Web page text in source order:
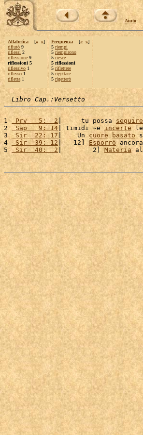
Aiuto
Alfabetica [« »]
rifiutò 9
riflessi 2
riflessione 9
riflessioni 5
riflessivo 1
riflesso 1
rifletta 1
Frequenza [« »]
5 riempi
5 riempirono
5 riesce
5 riflessioni
5 riflettere
5 rigettare
5 rigetterò
Libro Cap.:Versetto
1 Prv   5:  2|     tu possa seguire
2
Sap   9: 14 | timidi ~e incerte
3 Sir  22: 17 |    Un cuore basato
4
Sir  39: 12|   12] Esporrò
5 Sir  40:  2 |        2] Materia